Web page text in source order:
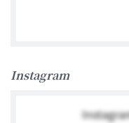
Instagram